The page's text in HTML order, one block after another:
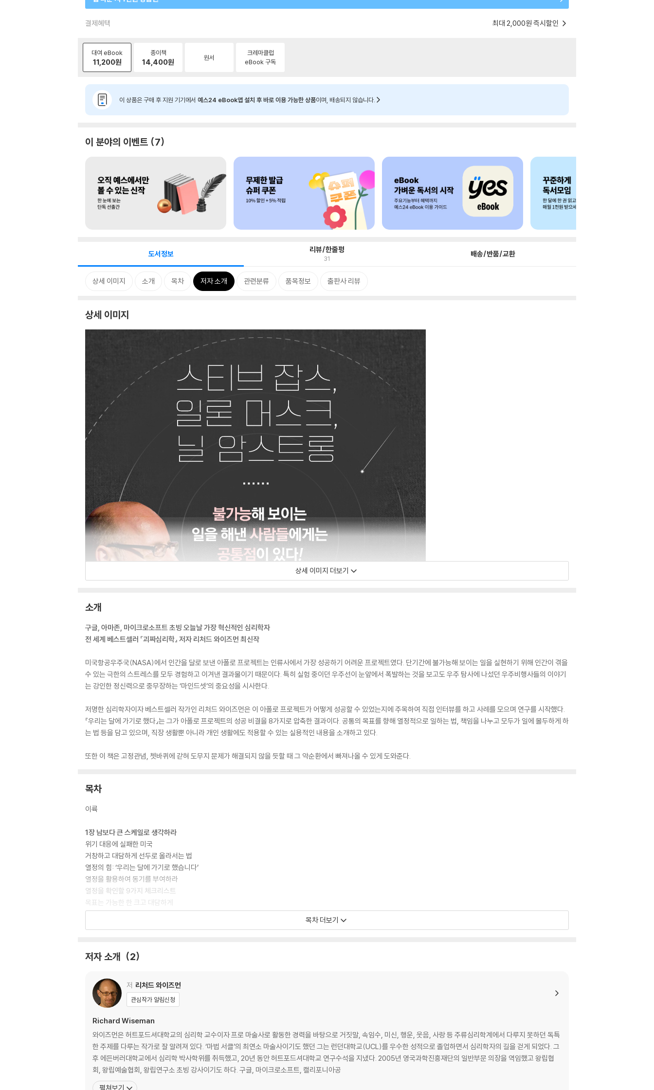
결제혜택 최대 2,000원 즉시할인
대여 eBook
11,200원
종이책
14,400원 원서
크레마클럽
eBook 구독
이 상품은 구매 후 지원 기기에서 예스24 eBook앱 설치 후 바로 이용 가능한 상품이며, 배송되지 않습니다.
이 분야의 이벤트 7
도서정보 리뷰/한줄평
31 배송/반품/교환
상세 이미지 소개 목차 저자 소개 관련분류 품목정보 출판사 리뷰
상세 이미지
상세 이미지 더보기
소개
구글, 아마존, 마이크로소프트 초빙 오늘날 가장 혁신적인 심리학자
전 세계 베스트셀러 『괴짜심리학』 저자 리처드 와이즈먼 최신작
미국항공우주국(NASA)에서 인간을 달로 보낸 아폴로 프로젝트는 인류사에서 가장 성공하기 어려운 프로젝트였다. 단기간에 불가능해 보이는 일을 실현하기 위해 인간이 겪을
수 있는 극한의 스트레스를 모두 경험하고 이겨낸 결과물이기 때문이다. 특히 실험 중이던 우주선이 눈앞에서 폭발하는 것을 보고도 우주 탐사에 나섰던 우주비행사들의 이야기
는 강인한 정신력으로 중무장하는 ‘마인드셋’의 중요성을 시사한다.
저명한 심리학자이자 베스트셀러 작가인 리처드 와이즈먼은 이 아폴로 프로젝트가 어떻게 성공할 수 있었는지에 주목하여 직접 인터뷰를 하고 사례를 모으며 연구를 시작했다.
『우리는 달에 가기로 했다』는 그가 아폴로 프로젝트의 성공 비결을 8가지로 압축한 결과이다. 공통의 목표를 향해 열정적으로 일하는 법, 책임을 나누고 모두가 일에 몰두하게 하
는 법 등을 담고 있으며, 직장 생활뿐 아니라 개인 생활에도 적용할 수 있는 실용적인 내용을 소개하고 있다.
또한 이 책은 고정관념, 쳇바퀴에 갇혀 도무지 문제가 해결되지 않을 듯할 때 그 악순환에서 빠져나올 수 있게 도와준다.
목차
이륙
1장 남보다 큰 스케일로 생각하라
위기 대응에 실패한 미국
거창하고 대담하게 선두로 올라서는 법
열정의 힘: ‘우리는 달에 가기로 했습니다’
열정을 활용하여 동기를 부여하라
열정을 확인할 9가지 체크리스트
목표는 가능한 한 크고 대담하게
오늘을 여러분 인생에서 가장 중요한 날로 만들어라
상상에서 혁신으로
어느 천재 과학자가 내놓은 무모하지만 기발한 발상
혁신, 지구상에 존재하지 않던 아이디어 만들기
안정감이라는 유혹에 저항하라
적을수록 좋다
쉬면서 일한다
3장 자신감을 통해 기적을 만들어내라
최종 선발된 7인의 어벤져스
목차 더보기
저자 소개 2
저 리처드 와이즈먼
관심작가 알림신청
Richard Wiseman
와이즈먼은 허트포드셔대학교의 심리학 교수이자 프로 마술사로 활동한 경력을 바탕으로 거짓말, 속임수, 미신, 행운, 웃음, 사랑 등 주류심리학계에서 다루지 못하던 독특
한 주제를 다루는 작가로 잘 알려져 있다. ‘마법 서클’의 최연소 마술사이기도 했던 그는 런던대학교(UCL)를 우수한 성적으로 졸업하면서 심리학자의 길을 걷게 되었다. 그
후 에든버러대학교에서 심리학 박사학위를 취득했고, 20년 동안 허트포드셔대학교 연구수석을 지냈다. 2005년 영국과학진흥재단의 일반부문 의장을 역임했고 왕립협
회, 왕립예술협회, 왕립연구소 초빙 강사이기도 하다. 구글, 마이크로소프트, 캘리포니아공
펼쳐보기